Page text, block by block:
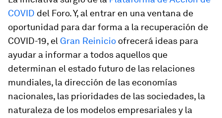
COVID del Foro. Y, al entrar en una ventana de
oportunidad para dar forma a la recuperación de
COVID-19, el Gran Reinicio ofrecerá ideas para
ayudar a informar a todos aquellos que
determinan el estado futuro de las relaciones
mundiales, la dirección de las economías
nacionales, las prioridades de las sociedades, la
naturaleza de los modelos empresariales y la